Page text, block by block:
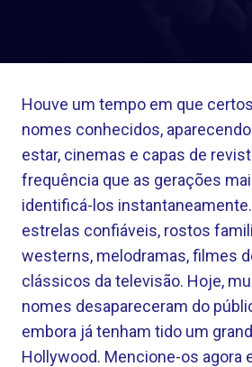
Houve um tempo em que
nomes conhecidos,
estar, cinemas e capas de
frequência que as gerações
identificá-los
estrelas confiáveis, rostos
westerns, melodramas, filmes
clássicos da televisão. Hoje,
nomes desapareceram do
embora já tenham tido um
Hollywood. Mencione-os agora